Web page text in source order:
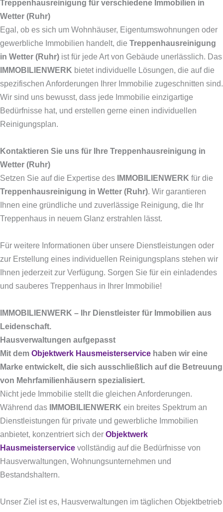
Treppenhausreinigung für verschiedene Immobilien in
Wetter (Ruhr)
Egal, ob es sich um Wohnhäuser, Eigentumswohnungen oder
gewerbliche Immobilien handelt, die Treppenhausreinigung
in Wetter (Ruhr) ist für jede Art von Gebäude unerlässlich. Das
IMMOBILIENWERK bietet individuelle Lösungen, die auf die
spezifischen Anforderungen Ihrer Immobilie zugeschnitten sind.
Wir sind uns bewusst, dass jede Immobilie einzigartige
Bedürfnisse hat, und erstellen gerne einen individuellen
Reinigungsplan.
Kontaktieren Sie uns für Ihre Treppenhausreinigung in
Wetter (Ruhr)
Setzen Sie auf die Expertise des
IMMOBILIENWERK für die
Treppenhausreinigung in Wetter (Ruhr). Wir garantieren
Ihnen eine gründliche und zuverlässige Reinigung, die Ihr
Treppenhaus in neuem Glanz erstrahlen lässt.
Für weitere Informationen über unsere Dienstleistungen oder
zur Erstellung eines individuellen Reinigungsplans stehen wir
Ihnen jederzeit zur Verfügung. Sorgen Sie für ein einladendes
und sauberes Treppenhaus in Ihrer Immobilie!
IMMOBILIENWERK – Ihr Dienstleister für Immobilien aus
Leidenschaft.
Hausverwaltungen aufgepasst
Mit dem Objektwerk Hausmeisterservice haben wir eine
Marke entwickelt, die sich ausschließlich auf die Betreuung
von Mehrfamilienhäusern spezialisiert.
Nicht jede Immobilie stellt die gleichen Anforderungen.
Während das
IMMOBILIENWERK ein breites Spektrum an
Dienstleistungen für private und gewerbliche Immobilien
anbietet, konzentriert sich der Objektwerk
Hausmeisterservice vollständig auf die Bedürfnisse von
Hausverwaltungen, Wohnungsunternehmen und
Bestandshaltern.
Unser Ziel ist es, Hausverwaltungen im täglichen Objektbetrieb